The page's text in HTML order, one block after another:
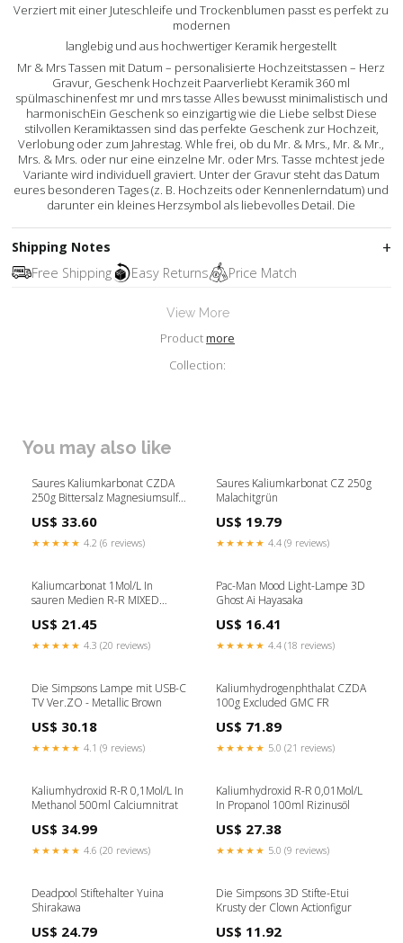
Verziert mit einer Juteschleife und Trockenblumen passt es perfekt zu
modernen
langlebig und aus hochwertiger Keramik hergestellt
Mr & Mrs Tassen mit Datum – personalisierte Hochzeitstassen – Herz
Gravur, Geschenk Hochzeit Paarverliebt Keramik 360 ml
spülmaschinenfest mr und mrs tasse Alles bewusst minimalistisch und
harmonischEin Geschenk so einzigartig wie die Liebe selbst Diese
stilvollen Keramiktassen sind das perfekte Geschenk zur Hochzeit,
Verlobung oder zum Jahrestag. Whle frei, ob du Mr. & Mrs., Mr. & Mr.,
Mrs. & Mrs. oder nur eine einzelne Mr. oder Mrs. Tasse mchtest jede
Variante wird individuell graviert. Unter der Gravur steht das Datum
eures besonderen Tages (z. B. Hochzeits oder Kennenlerndatum) und
darunter ein kleines Herzsymbol als liebevolles Detail. Die
Shipping Notes
Free Shipping
Easy Returns Price Match
View More
Productmore
Collection:
You may also like
Saures Kaliumkarbonat CZDA
250g Bittersalz Magnesiumsulfat
US$ 33.60
★★★★★ 4.2 (6 reviews)
Saures Kaliumkarbonat CZ 250g
Malachitgrün
US$ 19.79
★★★★★ 4.4 (9 reviews)
Kaliumcarbonat 1Mol/L In
sauren Medien R-R MIXED
US$ 21.45
★★★★★ 4.3 (20 reviews)
Pac-Man Mood Light-Lampe 3D
Ghost Ai Hayasaka
US$ 16.41
★★★★★ 4.4 (18 reviews)
Die Simpsons Lampe mit USB-C
TV Ver.ZO - Metallic Brown
US$ 30.18
★★★★★ 4.1 (9 reviews)
Kaliumhydrogenphthalat CZDA
100g Excluded GMC FR
US$ 71.89
★★★★★ 5.0 (21 reviews)
Kaliumhydroxid R-R 0,1Mol/L In
Methanol 500ml Calciumnitrat
US$ 34.99
★★★★★ 4.6 (20 reviews)
Kaliumhydroxid R-R 0,01Mol/L
In Propanol 100ml Rizinusöl
US$ 27.38
★★★★★ 5.0 (9 reviews)
Deadpool Stiftehalter Yuina
Shirakawa
US$ 24.79
Die Simpsons 3D Stifte-Etui
Krusty der Clown Actionfigur
US$ 11.92